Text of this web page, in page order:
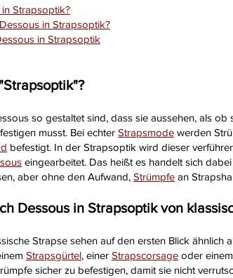
Strapsoptik?
in Strapsoptik?
in Strapsoptik
so gestaltet sind, dass sie aussehen, als
musst. Bei echter Strapsmode werden
befestigt. In der Strapsoptik wird dieser
eingearbeitet. Das heißt es handelt sich
aber ohne den Aufwand, Strümpfe an
Dessous in Strapsoptik von
Strapse sehen auf den ersten Blick ähnlich
Strapsgürtel, einer Strapscorsage oder einem
sicher zu befestigen, damit sie nicht